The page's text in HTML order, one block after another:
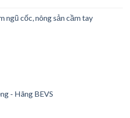
ngũ cốc, nông sản cầm tay
- Hãng BEVS